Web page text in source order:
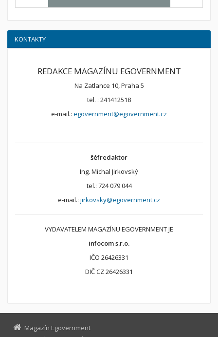
KONTAKTY
REDAKCE MAGAZÍNU EGOVERNMENT
Na Zatlance 10, Praha 5
tel. : 241412518
e-mail.: egovernment@egovernment.cz
šéfredaktor
Ing. Michal Jirkovský
tel.: 724 079 044
e-mail.: jirkovsky@egovernment.cz
VYDAVATELEM MAGAZÍNU EGOVERNMENT JE
infocom s.r.o.
IČO 26426331
DIČ CZ 26426331
Magazín Egovernment